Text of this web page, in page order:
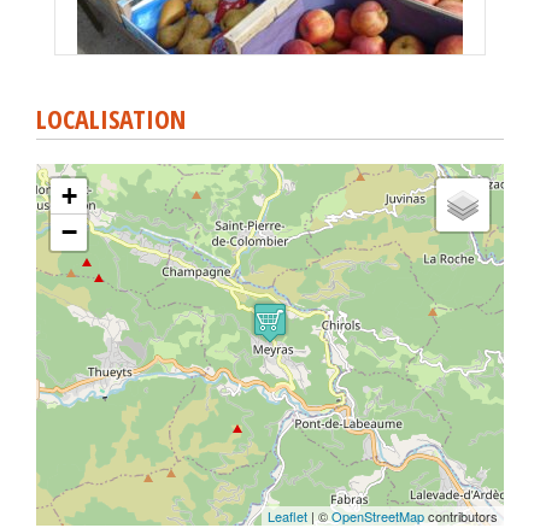
LOCALISATION
+
−
Leaflet | ©OpenStreetMapcontributors